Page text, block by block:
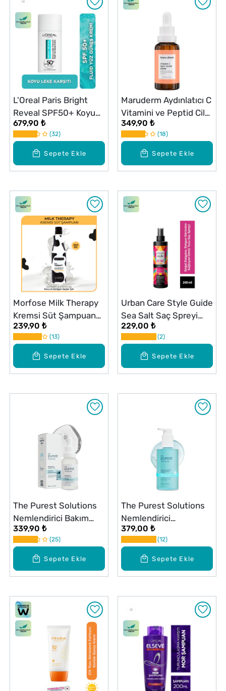
Sepete Ekle
L'Oreal Paris Bright
Reveal SPF50+ Koyu
Leke Karşıtı Günlük
Yüz Güneş Koruyucu
50ml
679,90 ₺
32
Sepete Ekle
Maruderm Aydınlatıcı C
Vitamini ve Peptid Cilt
Bakım Serumu 30 ml
349,90 ₺
18
Sepete Ekle
Morfose Milk Therapy
Kremsi Süt Şampuan
500 ml
239,90 ₺
13
Sepete Ekle
Urban Care Style Guide
Sea Salt Saç Spreyi
200 ml
229,00 ₺
2
Sepete Ekle
The Purest Solutions
Nemlendirici Bakım
Serum 30 ml
339,90 ₺
25
Sepete Ekle
The Purest Solutions
Nemlendirici
Temizleyici 200 ml
379,00 ₺
12